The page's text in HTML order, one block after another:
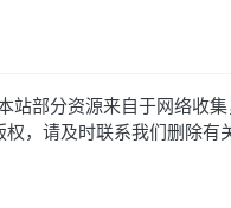
站部分资源来自于网络收
，请及时联系我们删除有